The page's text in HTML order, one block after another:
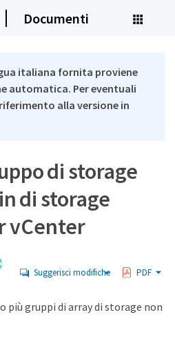
Documenti
italiana fornita proviene
automatica. Per eventuali
alla versione in
di storage
di storage
vCenter
Suggerisci modifiche PDF
più gruppi di array di storage non